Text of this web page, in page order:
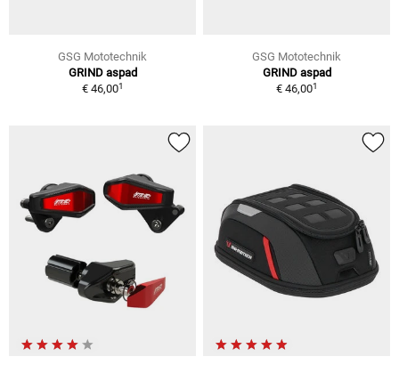
GSG Mototechnik
GRIND aspad
€ 46,001
GSG Mototechnik
GRIND aspad
€ 46,001